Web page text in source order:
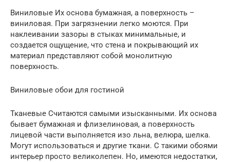
Виниловые Их основа бумажная, а поверхность –
виниловая. При загрязнении легко моются. При
наклеивании зазоры в стыках минимальные, и
создается ощущение, что стена и покрывающий их
материал представляют собой монолитную
поверхность.
Виниловые обои для гостиной
Тканевые Считаются самыми изысканными. Их основа
бывает бумажная и флизелиновая, а поверхность
лицевой части выполняется изо льна, велюра, шелка.
Могут использоваться и другие ткани. С такими обоями
интерьер просто великолепен. Но, имеются недостатки,